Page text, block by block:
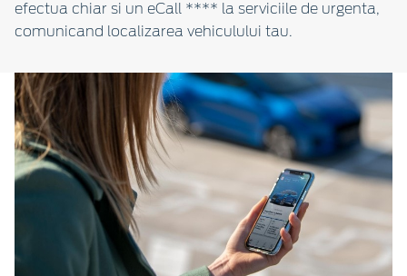
efectua chiar si un eCall **** la serviciile de urgenta,
comunicand localizarea vehiculului tau.